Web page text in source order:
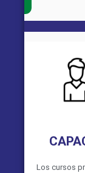
Los cursos